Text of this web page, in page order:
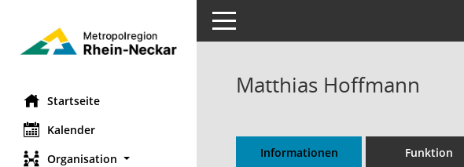
Startseite
Kalender
Organisation
Toggle navigation
Matthias Hoffmann
Informationen Funktion